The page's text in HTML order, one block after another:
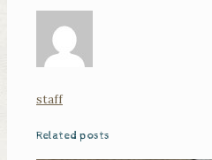
staff
Related posts